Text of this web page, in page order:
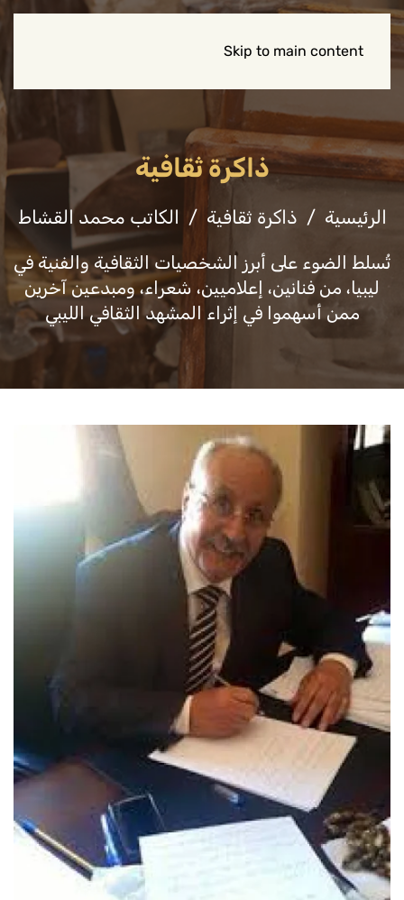
Skip to main content
ذاكرة ثقافية
الرئيسية ذاكرة ثقافية الكاتب محمد القشاط
تُسلط الضوء على أبرز الشخصيات الثقافية والفنية في
ليبيا، من فنانين، إعلاميين، شعراء، ومبدعين آخرين
ممن أسهموا في إثراء المشهد الثقافي الليبي